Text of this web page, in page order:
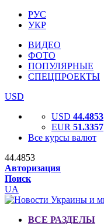
РУС
УКР
ВИДЕО
ФОТО
ПОПУЛЯРНЫЕ
СПЕЦПРОЕКТЫ
USD
USD 44.4853
EUR 51.3357
Все курсы валют
44.4853
Авторизация
Поиск
UA
ВСЕ РАЗДЕЛЫ